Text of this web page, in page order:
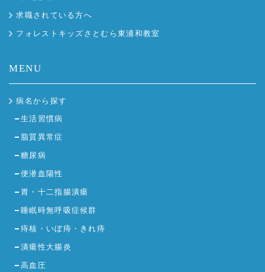
求職されている方へ
フォレストキッズさとむら東浦和教室
MENU
病名から探す
生活習慣病
脂質異常症
糖尿病
便潜血陽性
胃・十二指腸潰瘍
睡眠時無呼吸症候群
痔核・いぼ痔・きれ痔
潰瘍性大腸炎
高血圧